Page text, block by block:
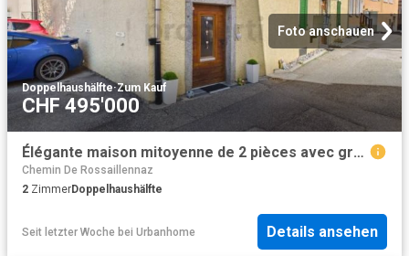
Foto anschauen
Doppelhaushälfte·Zum Kauf
CHF 495'000
Élégante maison mitoyenne de 2 pièces avec grenier, Ardon
Chemin De Rossaillennaz
2 ZimmerDoppelhaushälfte
Seit letzter Woche bei Urbanhome Details ansehen